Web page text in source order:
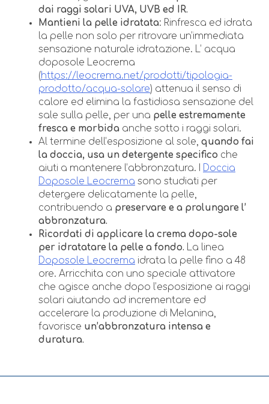
dai raggi solari UVA, UVB ed IR.
Mantieni la pelle idratata: Rinfresca ed idrata
la pelle non solo per ritrovare un’immediata
sensazione naturale idratazione. L’ acqua
doposole Leocrema
(https://leocrema.net/prodotti/tipologia-
prodotto/acqua-solare) attenua il senso di
calore ed elimina la fastidiosa sensazione del
sale sulla pelle, per una pelle estremamente
fresca e morbida anche sotto i raggi solari.
Al termine dell’esposizione al sole, quando fai
la doccia, usa un detergente specifico che
aiuti a mantenere l’abbronzatura. I Doccia
Doposole Leocrema sono studiati per
detergere delicatamente la pelle,
contribuendo a preservare e a prolungare l’
abbronzatura.
Ricordati di applicare la crema dopo-sole
per idratatare la pelle a fondo. La linea
Doposole Leocrema idrata la pelle fino a 48
ore. Arricchita con uno speciale attivatore
che agisce anche dopo l’esposizione ai raggi
solari aiutando ad incrementare ed
accelerare la produzione di Melanina,
favorisce un’abbronzatura intensa e
duratura.